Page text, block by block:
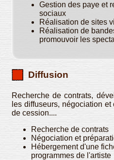
Gestion des paye et
sociaux
Réalisation de sites
Réalisation de
promouvoir les
Diffusion
Recherche de contrats,
les diffuseurs, négociation
de cession....
Recherche de contrats
Négociation et
Hébergement d'une
programmes de l'artiste